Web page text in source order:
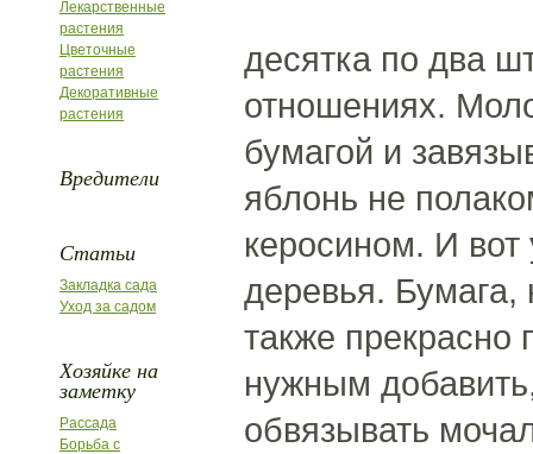
Лекарственные
растения
Цветочные
растения
Декоративные
растения
Вредители
Статьи
Закладка сада
Уход за садом
Хозяйке на
заметку
Рассада
Борьба с
десятка по два
отношениях.
бумагой и
яблонь не
керосином. И
деревья. Бумага,
также прекрасно
нужным
обвязывать